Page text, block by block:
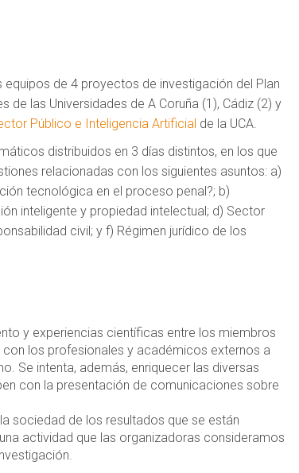
de 4 proyectos de investigación del Plan
las Universidades de A Coruña (1), Cádiz (2) y
Público e Inteligencia Artificial de la UCA.
distribuidos en 3 días distintos, en los que
relacionadas con los siguientes asuntos: a)
tecnológica en el proceso penal?; b)
inteligente y propiedad intelectual; d) Sector
civil; y f) Régimen jurídico de los
y experiencias científicas entre los miembros
los profesionales y académicos externos a
Se intenta, además, enriquecer las diversas
con la presentación de comunicaciones sobre
sociedad de los resultados que se están
actividad que las organizadoras consideramos